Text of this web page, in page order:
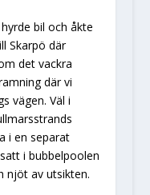
bil och åkte
Skarpö där
det vackra
där vi
vägen. Väl i
i en separat
i bubbelpoolen
njöt av utsikten.